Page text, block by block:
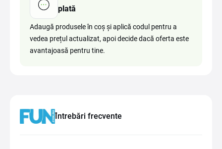
plată
Adaugă produsele în coș și aplică codul pentru a
vedea prețul actualizat, apoi decide dacă oferta este
avantajoasă pentru tine.
Întrebări frecvente